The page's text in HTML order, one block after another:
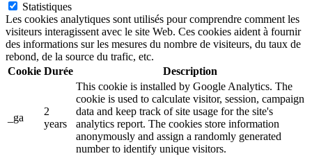
Statistiques
Les cookies analytiques sont utilisés pour comprendre comment les
visiteurs interagissent avec le site Web. Ces cookies aident à fournir
des informations sur les mesures du nombre de visiteurs, du taux de
rebond, de la source du trafic, etc.
Cookie Durée Description
_ga
2
years
This cookie is installed by Google Analytics. The
cookie is used to calculate visitor, session, campaign
data and keep track of site usage for the site's
analytics report. The cookies store information
anonymously and assign a randomly generated
number to identify unique visitors.